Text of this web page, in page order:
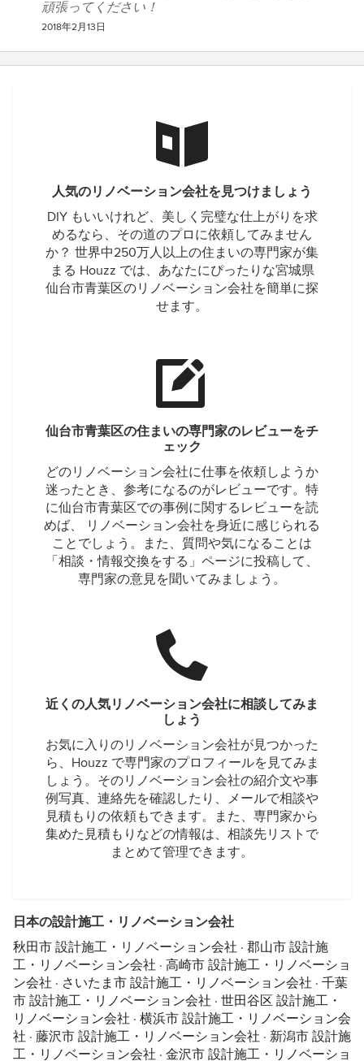
頑張ってください！
2018年2月13日
人気のリノベーション会社を見つけましょう
DIY もいいけれど、美しく完璧な仕上がりを求
めるなら、その道のプロに依頼してみません
か？ 世界中250万人以上の住まいの専門家が集
まる Houzz では、あなたにぴったりな宮城県
仙台市青葉区のリノベーション会社を簡単に探
せます。
仙台市青葉区の住まいの専門家のレビューをチ
ェック
どのリノベーション会社に仕事を依頼しようか
迷ったとき、参考になるのがレビューです。特
に仙台市青葉区での事例に関するレビューを読
めば、 リノベーション会社を身近に感じられる
ことでしょう。また、質問や気になることは
「相談・情報交換をする」ページに投稿して、
専門家の意見を聞いてみましょう。
近くの人気リノベーション会社に相談してみま
しょう
お気に入りのリノベーション会社が見つかった
ら、Houzz で専門家のプロフィールを見てみま
しょう。そのリノベーション会社の紹介文や事
例写真、連絡先を確認したり、メールで相談や
見積もりの依頼もできます。また、専門家から
集めた見積もりなどの情報は、相談先リストで
まとめて管理できます。
日本の設計施工・リノベーション会社
秋田市 設計施工・リノベーション会社 · 郡山市 設計施
工・リノベーション会社 · 高崎市 設計施工・リノベーショ
ン会社 · さいたま市 設計施工・リノベーション会社 · 千葉
市 設計施工・リノベーション会社 · 世田谷区 設計施工・
リノベーション会社 · 横浜市 設計施工・リノベーション会
社 · 藤沢市 設計施工・リノベーション会社 · 新潟市 設計施
工・リノベーション会社 · 金沢市 設計施工・リノベーショ